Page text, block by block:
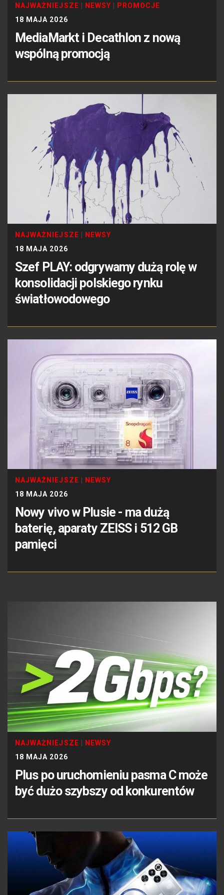
NAJWAŻNIEJSZE NEWSY
PROMOCJE
18 MAJA 2026
MediaMarkt i Decathlon z nową
wspólną promocją
NAJWAŻNIEJSZE
NEWSY
18 MAJA 2026
Szef PLAY: odgrywamy dużą rolę w
konsolidacji polskiego rynku
światłowodowego
NAJWAŻNIEJSZE
NEWSY
18 MAJA 2026
Nowy vivo w Plusie - ma dużą
baterię, aparaty ZEISS i 512 GB
pamięci
NAJWAŻNIEJSZE
NEWSY
18 MAJA 2026
Plus po uruchomieniu pasma C może
być dużo szybszy od konkurentów